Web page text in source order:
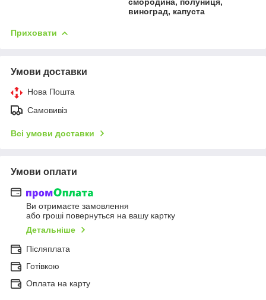
виноград, капуста
Приховати
Умови доставки
Нова Пошта
Самовивіз
Всі умови доставки
Умови оплати
Ви отримаєте замовлення
або гроші повернуться на вашу картку
Детальніше
Післяплата
Готівкою
Оплата на карту